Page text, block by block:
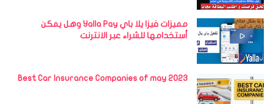
مميزات فيزا يلا باي Yalla Pay وهل يمكن
أستخدامها للشراء عبر الانترنت
Best Car Insurance Companies of may 2023